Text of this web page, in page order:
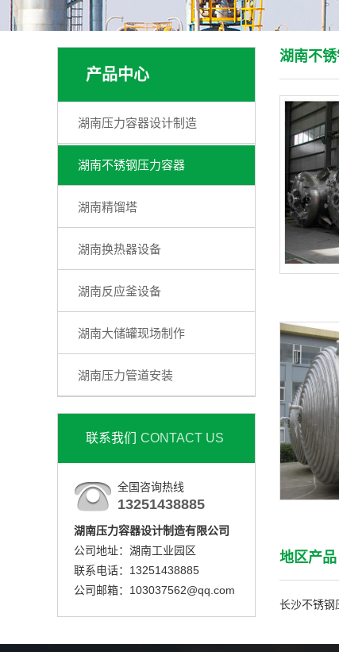
产品中心
湖南压力容器设计制造
湖南不锈钢压力容器
湖南精馏塔
湖南换热器设备
湖南反应釜设备
湖南大储罐现场制作
湖南压力管道安装
联系我们 CONTACT US
全国咨询热线
13251438885
湖南压力容器设计制造有限公司
公司地址：湖南工业园区
联系电话：13251438885
公司邮箱：103037562@qq.com
湖南不
地区产品
长沙不锈钢